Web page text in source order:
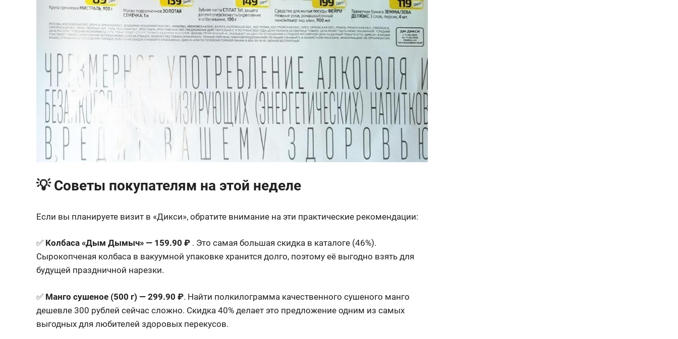
💡 Советы покупателям на этой неделе
Если вы планируете визит в «Дикси», обратите внимание на эти практические рекомендации:
✅ Колбаса «Дым Дымыч» — 159.90 ₽ . Это самая большая скидка в каталоге (46%).
Сырокопченая колбаса в вакуумной упаковке хранится долго, поэтому её выгодно взять для
будущей праздничной нарезки.
✅ Манго сушеное (500 г) — 299.90 ₽. Найти полкилограмма качественного сушеного манго
дешевле 300 рублей сейчас сложно. Скидка 40% делает это предложение одним из самых
выгодных для любителей здоровых перекусов.